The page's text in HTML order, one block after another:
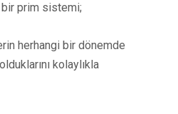
bir prim sistemi;
herhangi bir dönemde
kolaylıkla